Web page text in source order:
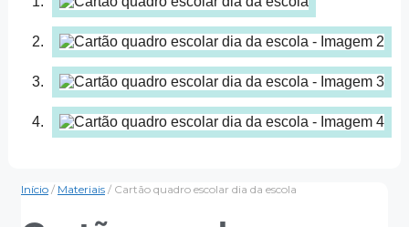
Início / Materiais / Cartão quadro escolar dia da escola